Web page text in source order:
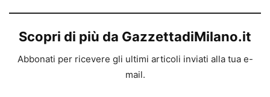
Scopri di più da GazzettadiMilano.it
Abbonati per ricevere gli ultimi articoli inviati alla tua e-
mail.